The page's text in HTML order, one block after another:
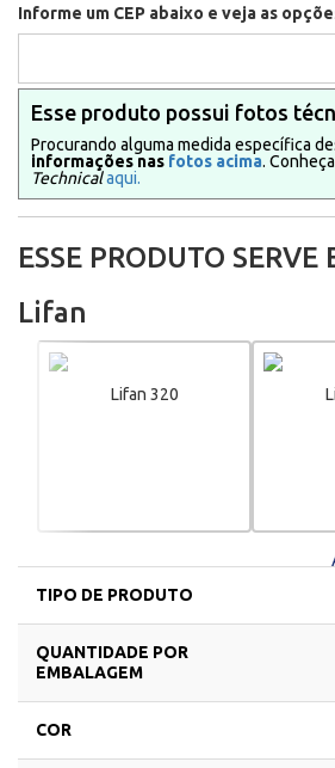
Informe um CEP abaixo e veja as
Esse produto possui fotos
Procurando alguma medida específica
informações nas fotos acima.
Technicalaqui.
ESSE PRODUTO SERVE
Lifan
Lifan 320
TIPO DE PRODUTO
QUANTIDADE POR
EMBALAGEM
COR